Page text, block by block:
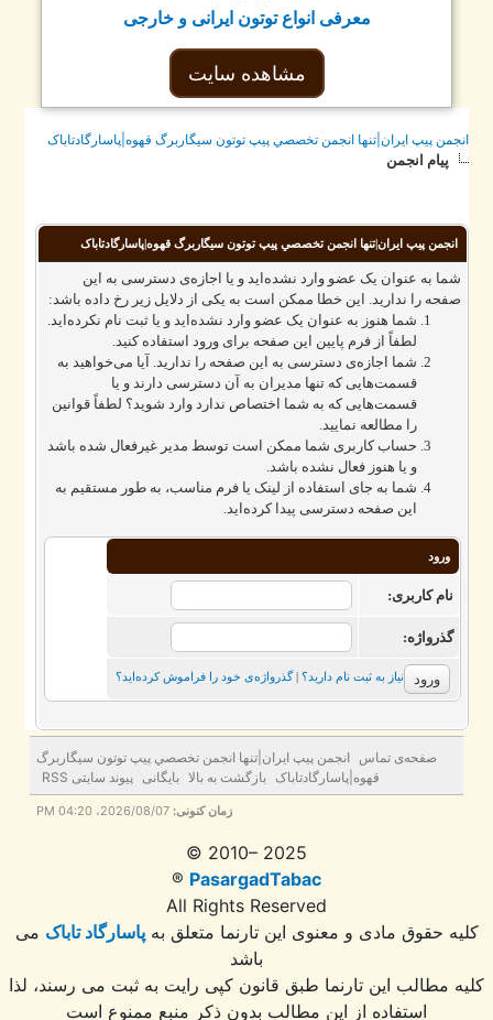
معرفی انواع توتون ایرانی و خارجی
مشاهده سایت
پيپ ايران|تنها انجمن تخصصي پيپ توتون سيگاربرگ قهوه|پاسارگادتاباک
پیام انجمن
انجمن پيپ ايران|تنها انجمن تخصصي پيپ توتون سيگاربرگ قهوه|پاسارگادتاباک
شما به عنوان یک عضو وارد نشده‌اید و یا اجازه‌ی دسترسی به این
صفحه را ندارید. این خطا ممکن است به یکی از دلایل زیر رخ داده باشد:
شما هنوز به عنوان یک عضو وارد نشده‌اید و یا ثبت نام نکرده‌اید.
لطفاً از فرم پایین این صفحه برای ورود استفاده کنید.
شما اجازه‌ی دسترسی به این صفحه را ندارید. آیا می‌خواهید به
قسمت‌هایی که تنها مدیران به آن دسترسی دارند و یا
قسمت‌هایی که به شما اختصاص ندارد وارد شوید؟ لطفاً قوانین
را مطالعه نمایید.
حساب کاربری شما ممکن است توسط مدیر غیرفعال شده باشد
و یا هنوز فعال نشده باشد.
شما به جای استفاده از لینک یا فرم مناسب، به طور مستقیم به
این صفحه دسترسی پیدا کرده‌اید.
نام کاربری:
گذرواژه‌:
نیاز به ثبت نام دارید؟ |گذرواژه‌ی خود را فراموش کرده‌اید؟
صفحه‌ی تماس
انجمن پيپ ايران|تنها انجمن تخصصي پيپ توتون سيگاربرگ
قهوه|پاسارگادتاباک بازگشت به بالا بایگانی پیوند سایتی RSS
زمان کنونی:2026/08/07، 04:20 PM
© 2010– 2025
®PasargadTabac
All Rights Reserved
حقوق مادی و معنوی اين تارنما متعلق بهپاسارگاد تاباکمی
مطالب این تارنما طبق قانون کپی رایت به ثبت می رسند، لذا
استفاده از این مطالب بدون ذکر منبع ممنوع است